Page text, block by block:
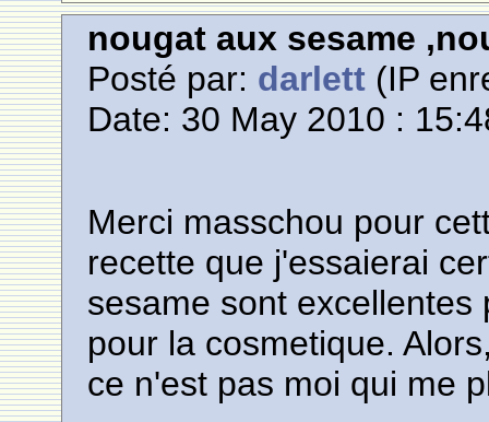
nougat aux sesame
Posté par: darlett (IP
Date: 30 May 2010 :
Merci masschou pour
recette que j'essaierai
sesame sont
pour la cosmetique.
ce n'est pas moi qui me